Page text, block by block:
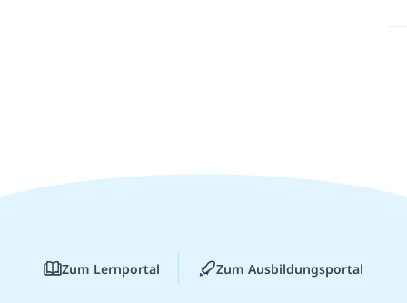
Zum Lernportal Zum Ausbildungsportal